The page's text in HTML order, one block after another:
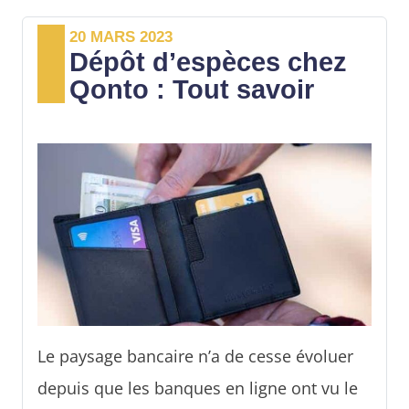
déjà différentes options de financement.
Les détails.
20 MARS 2023
Dépôt d’espèces chez
Qonto : Tout savoir
Le paysage bancaire n’a de cesse évoluer
depuis que les banques en ligne ont vu le